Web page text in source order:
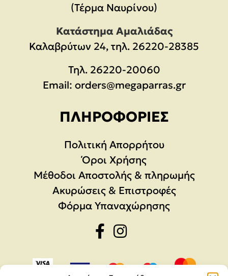
(Τέρμα Ναυρίνου)
Κατάστημα Αμαλιάδας
Καλαβρύτων 24, τηλ. 26220-28385
Τηλ. 26220-20060
Email: orders@megaparras.gr
ΠΛΗΡΟΦΟΡΊΕΣ
Πολιτική Απορρήτου
Όροι Χρήσης
Μέθοδοι Αποστολής & πληρωμής
Ακυρώσεις & Επιστροφές
Φόρμα Υπαναχώρησης